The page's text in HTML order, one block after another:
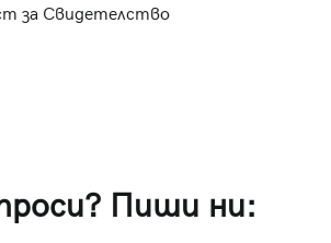
за Свидетелство
Пиши ни: